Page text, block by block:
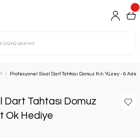
Profesyonel Sisal Dart Tahtası Domuz Kılı Yüzey - 6
Dart Tahtası Domuz
Ok Hediye